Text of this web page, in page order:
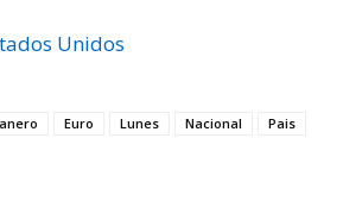
Unidos
Euro Lunes Nacional
Pais